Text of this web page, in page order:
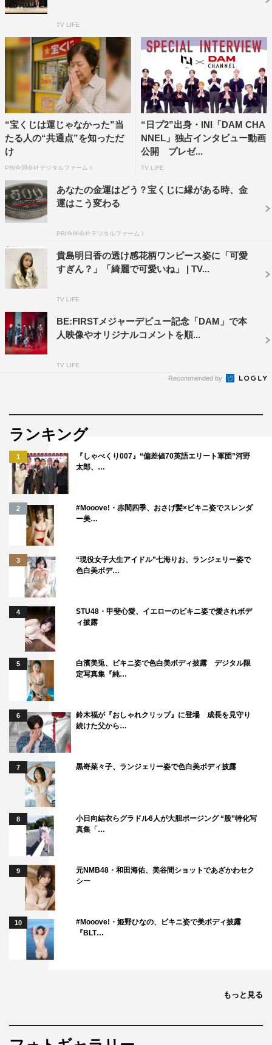
10代目：きゃりーぱみゅぱみゅ（2012年4月～2013年9
■月替わりMC（2013年10月～2014年3月）
2013年10月 Ami（E-girls）
2013年11月 V.I（from BIGBANG）
2013年12月 つるの剛士
2014年1月 道重さゆみ
2014年2月 NESMITH（THE SECOND from EXILE）
2014年3月 May J.
2015年1月 北川綾巴、宮前杏美（SKE48）
2015年2月 柴田阿弥、木本花音（SKE48）
2015年3月 松井玲奈、古畑奈和（SKE48）
12代目：マギー（2015年4月～2016年3月）
13代目：高橋みなみ（2016年4月～2017年3月）
TV LIFE
“宝くじは運じゃなかった”当
たる人の“共通点”を知っただ
け
PR(合同会社デジタルファーム )
“日プ2”出身・INI「DAM CHA
NNEL」独占インタビュー動画
公開 プレゼ...
TV LIFE
あなたの金運はどう？宝くじに縁がある時、金
運はこう変わる
PR(合同会社デジタルファーム )
貴島明日香の透け感花柄ワンピース姿に「可愛
すぎん？」「綺麗で可愛いね」 | TV...
TV LIFE
BE:FIRSTメジャーデビュー記念「DAM」で本
人映像やオリジナルコメントを順...
TV LIFE
Recommended by
ランキング
1
『しゃべくり007』“偏差値70英語エリート軍団”河野
太郎、…
2
#Mooove!・赤間四季、おさげ髪×ビキニ姿でスレンダ
ー美…
3
“現役女子大生アイドル”七海りお、ランジェリー姿で
色白美ボデ…
4
STU48・甲斐心愛、イエローのビキニ姿で愛されボデ
ィ披露
5
白濱美兎、ビキニ姿で色白美ボディ披露 デジタル限
定写真集『純…
6
鈴木福が『おしゃれクリップ』に登場 成長を見守り
続けた父から…
7 黒嵜菜々子、ランジェリー姿で色白美ボディ披露
8
小日向結衣らグラドル6人が大胆ポージング “股”特化写
真集「…
9
元NMB48・和田海佑、美谷間ショットであざかわセク
シー
10
#Mooove!・姫野ひなの、ビキニ姿で美ボディ披露
『BLT…
もっと見る